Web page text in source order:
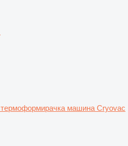
термоформирачка машина Cryovac